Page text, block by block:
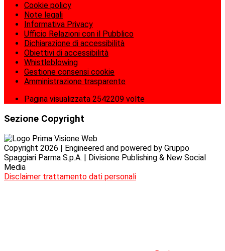
Cookie policy
Note legali
Informativa Privacy
Ufficio Relazioni con il Pubblico
Dichiarazione di accessibilità
Obiettivi di accessibilità
Whistleblowing
Gestione consensi cookie
Amministrazione trasparente
Pagina visualizzata 2542209 volte
Sezione Copyright
Copyright 2026 | Engineered and powered by Gruppo
Spaggiari Parma S.p.A. | Divisione Publishing & New Social
Media
Disclaimer trattamento dati personali